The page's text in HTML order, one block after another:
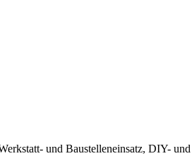
und Baustelleneinsatz, DIY-